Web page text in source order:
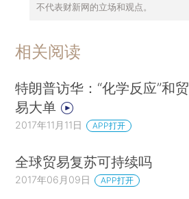
不代表财新网的立场和观点。
相关阅读
特朗普访华：“化学反应”和贸
易大单
2017年11月11日 APP打开
全球贸易复苏可持续吗
2017年06月09日 APP打开